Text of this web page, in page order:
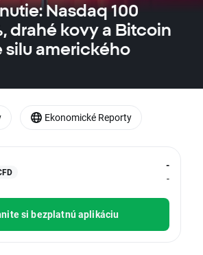
Nasdaq 100
drahé kovy a Bitcoin
silu amerického
-
-
si bezplatnú aplikáciu
Ekonomické Reporty